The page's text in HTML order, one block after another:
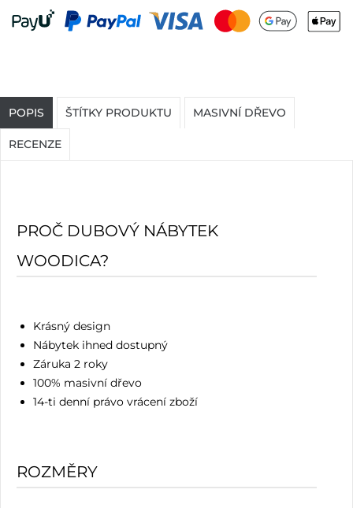
POPIS ŠTÍTKY PRODUKTU MASIVNÍ DŘEVO
RECENZE
PROČ DUBOVÝ NÁBYTEK
WOODICA?
Krásný design
Nábytek ihned dostupný
Záruka 2 roky
100% masivní dřevo
14-ti denní právo vrácení zboží
ROZMĚRY